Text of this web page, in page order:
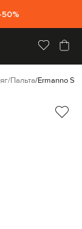
50%
Пальта Ermanno